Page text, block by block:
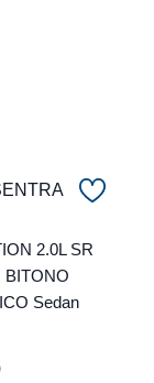
2.0L SR
BITONO
Sedan